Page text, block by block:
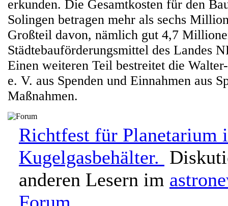
erkunden. Die Gesamtkosten für den
Solingen betragen mehr als sechs
Großteil davon, nämlich gut 4,7
Städtebauförderungsmittel des Landes
Einen weiteren Teil bestreitet die
e. V. aus Spenden und Einnahmen aus
Maßnahmen.
Richtfest für Planetarium
Kugelgasbehälter.
anderen Lesern im